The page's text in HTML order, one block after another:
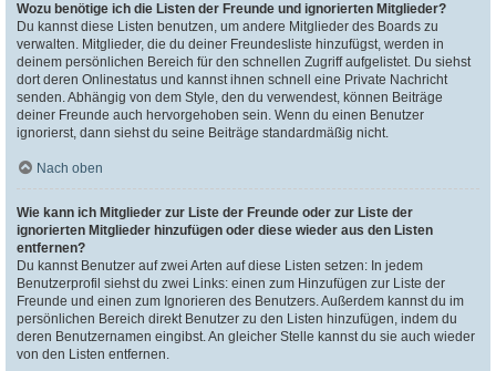
Wozu benötige ich die Listen der Freunde und ignorierten Mitglieder?
Du kannst diese Listen benutzen, um andere Mitglieder des Boards zu
verwalten. Mitglieder, die du deiner Freundesliste hinzufügst, werden in
deinem persönlichen Bereich für den schnellen Zugriff aufgelistet. Du siehst
dort deren Onlinestatus und kannst ihnen schnell eine Private Nachricht
senden. Abhängig von dem Style, den du verwendest, können Beiträge
deiner Freunde auch hervorgehoben sein. Wenn du einen Benutzer
ignorierst, dann siehst du seine Beiträge standardmäßig nicht.
Nach oben
Wie kann ich Mitglieder zur Liste der Freunde oder zur Liste der
ignorierten Mitglieder hinzufügen oder diese wieder aus den Listen
entfernen?
Du kannst Benutzer auf zwei Arten auf diese Listen setzen: In jedem
Benutzerprofil siehst du zwei Links: einen zum Hinzufügen zur Liste der
Freunde und einen zum Ignorieren des Benutzers. Außerdem kannst du im
persönlichen Bereich direkt Benutzer zu den Listen hinzufügen, indem du
deren Benutzernamen eingibst. An gleicher Stelle kannst du sie auch wieder
von den Listen entfernen.